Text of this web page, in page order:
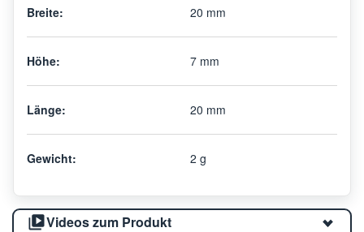
Breite: 20 mm
Höhe: 7 mm
Länge: 20 mm
Gewicht: 2 g
Videos zum Produkt